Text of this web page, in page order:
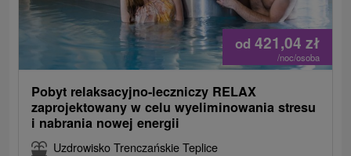
od 421,04 zł
/noc/osoba
Pobyt relaksacyjno-leczniczy RELAX
zaprojektowany w celu wyeliminowania stresu
i nabrania nowej energii
Uzdrowisko Trenczańskie Teplice